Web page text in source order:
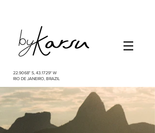
22.9068° S, 43.1729° W
RIO DE JANEIRO, BRAZIL